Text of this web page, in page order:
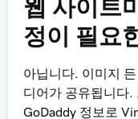
웹 사이트
정이 필요
아닙니다. 이미지
디어가 공유됩니다.
GoDaddy 정보로